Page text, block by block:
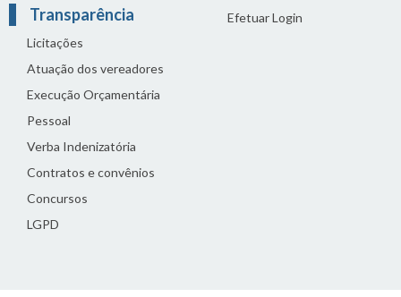
Transparência
Licitações
Atuação dos vereadores
Execução Orçamentária
Pessoal
Verba Indenizatória
Contratos e convênios
Concursos
LGPD
Efetuar Login